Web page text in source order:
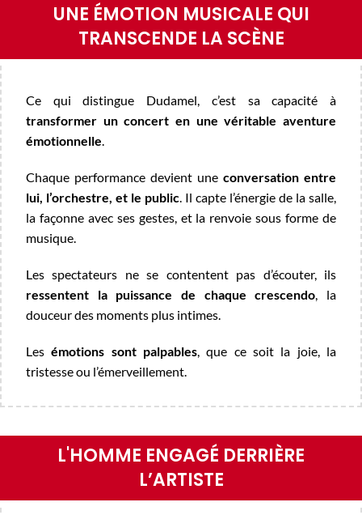
UNE ÉMOTION MUSICALE QUI
TRANSCENDE LA SCÈNE
Ce qui distingue Dudamel, c’est sa capacité à
transformer un concert en une véritable aventure
émotionnelle.
Chaque performance devient une conversation entre
lui, l’orchestre, et le public. Il capte l’énergie de la salle,
la façonne avec ses gestes, et la renvoie sous forme de
musique.
Les spectateurs ne se contentent pas d’écouter, ils
ressentent la puissance de chaque crescendo, la
douceur des moments plus intimes.
Lesémotions sont palpables, que ce soit la joie, la
tristesse ou l’émerveillement.
L'HOMME ENGAGÉ DERRIÈRE
L’ARTISTE